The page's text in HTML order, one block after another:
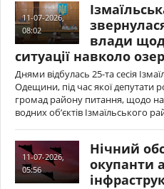
11-07-2026,
08:02
влади
ситуації навколо
Днями відбулась 25-та сесія
Одещини, під час якої депутати
громад району питання, щодо
водних об’єктів Ізмаїльського
11-07-2026,
05:56
Нічний
окупанти